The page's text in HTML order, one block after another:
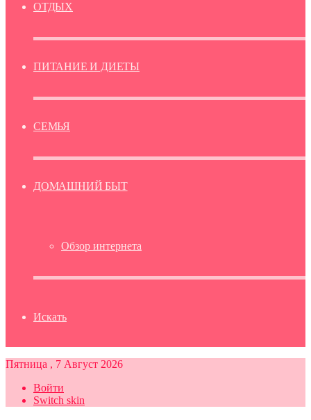
ОТДЫХ
ПИТАНИЕ И ДИЕТЫ
СЕМЬЯ
ДОМАШНИЙ БЫТ
Обзор интернета
Искать
Пятница , 7 Август 2026
Войти
Switch skin